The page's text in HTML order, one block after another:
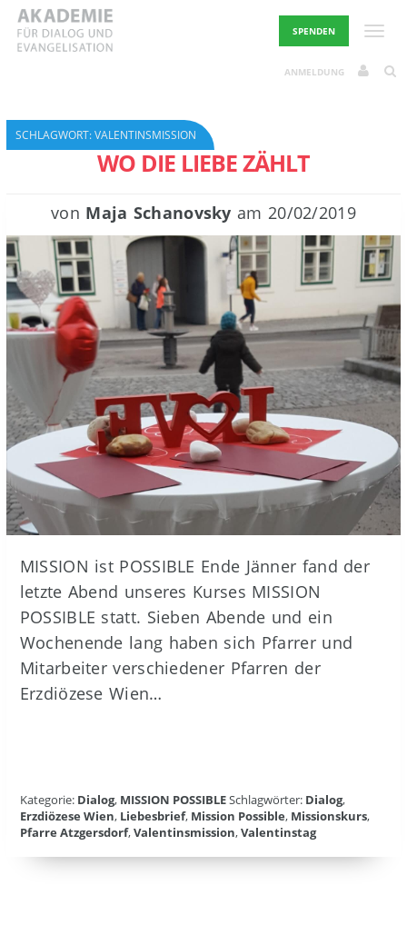
Skip
content
SPENDEN
ANMELDUNG
SCHLAGWORT:VALENTINSMISSION
WO DIE LIEBE ZÄHLT
von Maja Schanovsky am 20/02/2019
MISSION ist POSSIBLE Ende Jänner fand der
letzte Abend unseres Kurses MISSION
POSSIBLE statt. Sieben Abende und ein
Wochenende lang haben sich Pfarrer und
Mitarbeiter verschiedener Pfarren der
Erzdiözese Wien…
Kategorie: Dialog, MISSION POSSIBLESchlagwörter: Dialog,
Erzdiözese Wien, Liebesbrief, Mission Possible, Missionskurs,
Pfarre Atzgersdorf,Valentinsmission,Valentinstag